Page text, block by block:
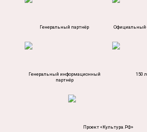
Генеральный партнёр Официальный
Генеральный информационный
партнёр
150
Проект «Культура.РФ»